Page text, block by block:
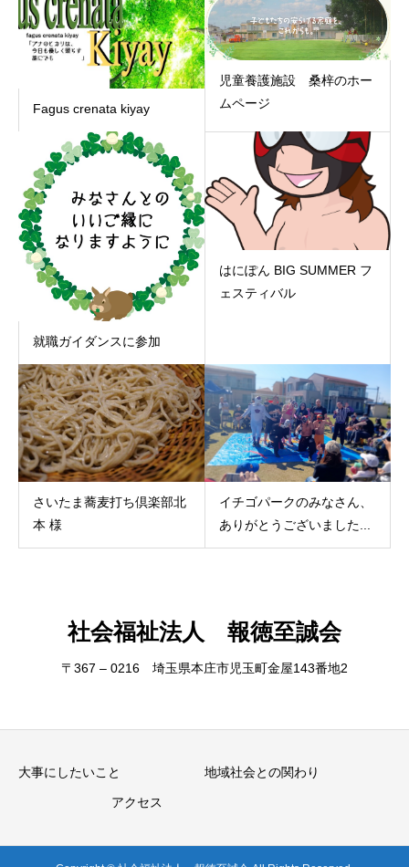
Fagus crenata kiyay
児童養護施設 桑梓のホー
ムページ
就職ガイダンスに参加
はにぽん BIG SUMMER フ
ェスティバル
さいたま蕎麦打ち倶楽部北
本 様
イチゴパークのみなさん、
ありがとうございました...
社会福祉法人 報徳至誠会
〒367 – 0216 埼玉県本庄市児玉町金屋143番地2
大事にしたいこと 地域社会との関わり
アクセス